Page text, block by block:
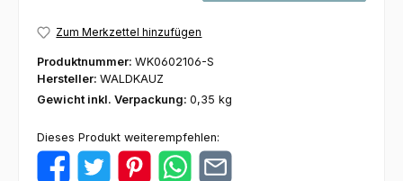
Zum Merkzettel hinzufügen
Produktnummer: WK0602106-S
Hersteller: WALDKAUZ
Gewicht inkl. Verpackung: 0,35 kg
Dieses Produkt weiterempfehlen: